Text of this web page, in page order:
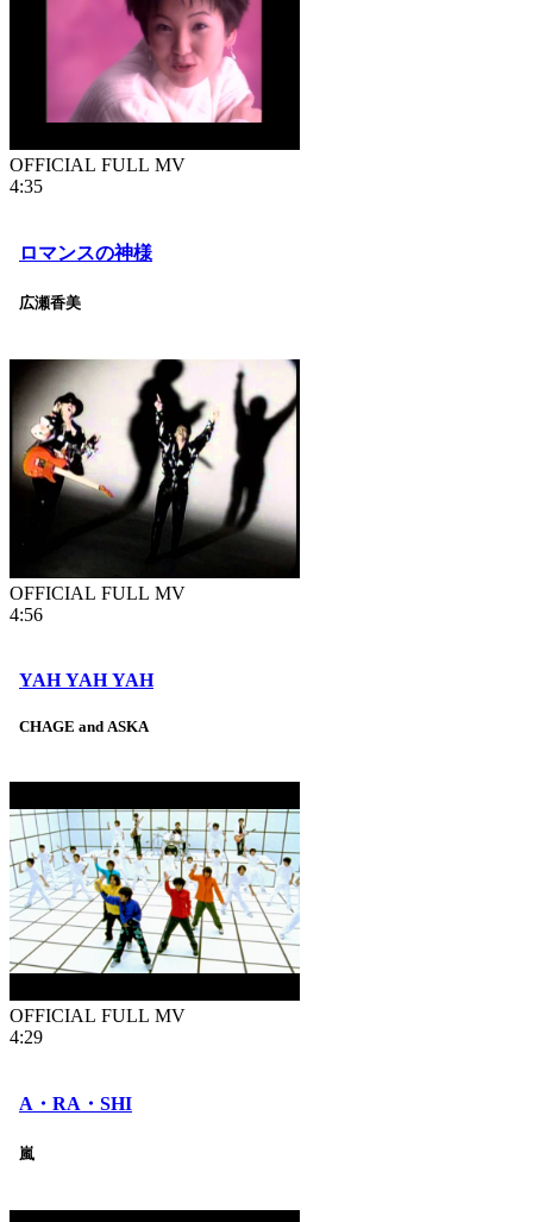
OFFICIAL FULL MV
4:35
ロマンスの神様
広瀬香美
OFFICIAL FULL MV
4:56
YAH YAH YAH
CHAGE and ASKA
OFFICIAL FULL MV
4:29
A・RA・SHI
嵐